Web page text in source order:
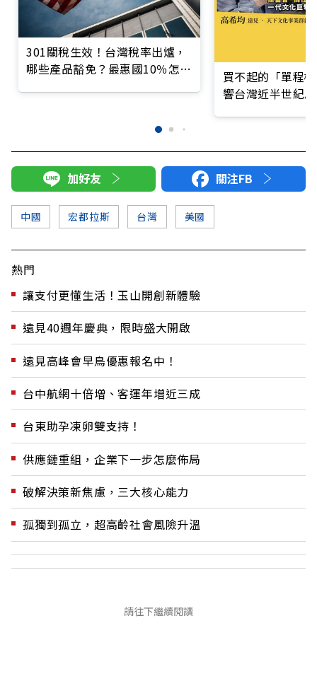
301關稅生效！台灣稅率出爐，
哪些產品豁免？最惠國10％怎麼
買不起的「單程
響台灣近半世紀
加好友 關注FB
中國 宏都拉斯 台灣 美國
熱門
讓支付更懂生活！玉山開創新體驗
遠見40週年慶典，限時盛大開啟
遠見高峰會早鳥優惠報名中！
台中航網十倍增、客運年增近三成
台東助孕凍卵雙支持！
供應鏈重組，企業下一步怎麼佈局
破解決策新焦慮，三大核心能力
孤獨到孤立，超高齡社會風險升溫
請往下繼續閱讀